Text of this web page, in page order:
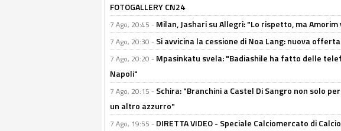
FOTOGALLERY CN24
7 Ago, 20:45 - Milan, Jashari su Allegri: "Lo rispetto, ma
7 Ago, 20:30 - Si avvicina la cessione di Noa Lang: nuova
7 Ago, 20:20 - Mpasinkatu svela: "Badiashile ha fatto delle
Napoli"
7 Ago, 20:15 - Schira: "Branchini a Castel Di Sangro non solo
un altro azzurro"
7 Ago, 19:55 - DIRETTA VIDEO - Speciale Calciomercato di